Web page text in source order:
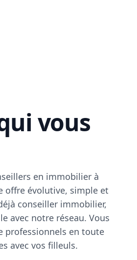
vous
en immobilier à
offre évolutive, simple et
conseiller immobilier,
avec notre réseau. Vous
professionnels en toute
avec vos filleuls.